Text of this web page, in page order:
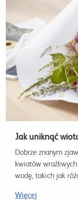
Jak uniknąć
Dobrze znanym
kwiatów
wodę, takich jak
Więcej